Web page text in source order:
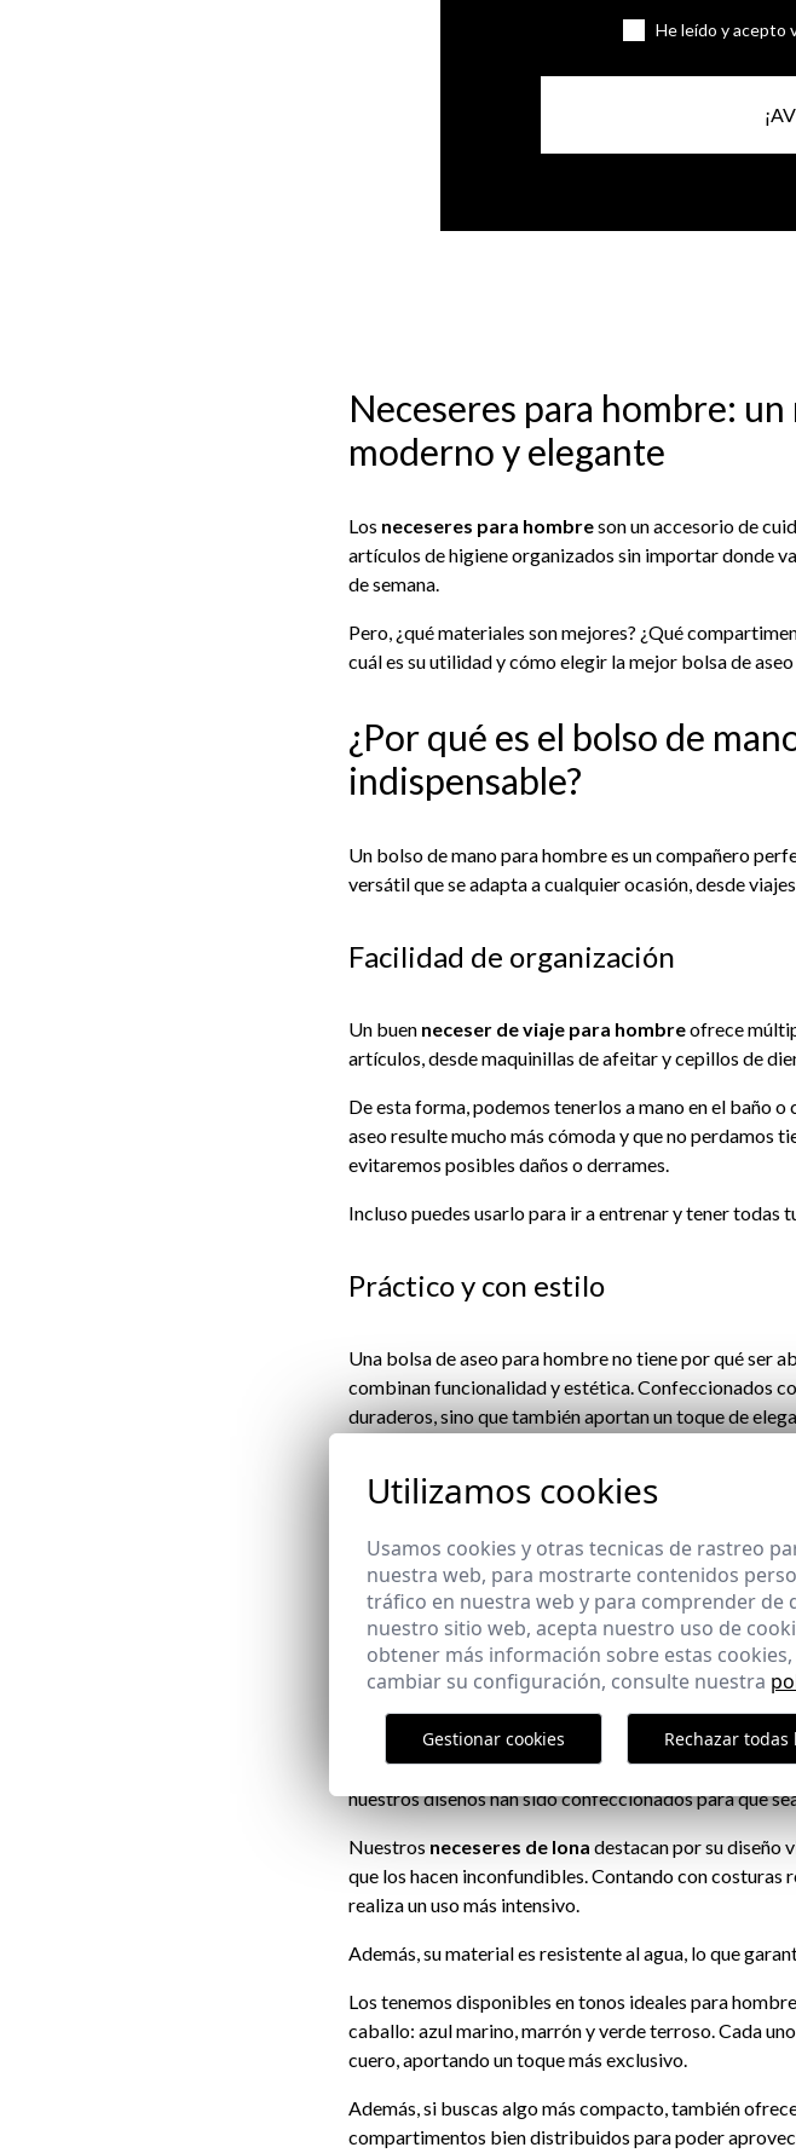
He leído y acepto
Neceseres para hombre:
moderno y elegante
Los neceseres para hombreson un accesorio de
artículos de higiene organizados sin importar donde
de semana.
Pero, ¿qué materiales son mejores? ¿Qué
cuál es su utilidad y cómo elegir la mejor bolsa de
¿Por qué es el bolso de
indispensable?
Un bolso de mano para hombre es un compañero
versátil que se adapta a cualquier ocasión, desde
Facilidad de organización
Un buen neceser de viaje para hombreofrece
artículos, desde maquinillas de afeitar y cepillos de
De esta forma, podemos tenerlos a mano en el baño
aseo resulte mucho más cómoda y que no perdamos
evitaremos posibles daños o derrames.
Incluso puedes usarlo para ir a entrenar y tener todas
Práctico y con estilo
Una bolsa de aseo para hombre no tiene por qué ser
combinan funcionalidad y estética. Confeccionados
duraderos, sino que también aportan un toque de
Por ejemplo, los modelos compactos son ideales
perfectamente a viajes largos o a quienes necesitan
Los mejores neceseres
En La Garrocha®, sabemos perfectamente que cada
nuestros diseños han sido confeccionados para que
Nuestros neceseres de lona destacan por su diseño
que los hacen inconfundibles. Contando con
realiza un uso más intensivo.
Además, su material es resistente al agua, lo que
Los tenemos disponibles en tonos ideales para
caballo: azul marino, marrón y verde terroso. Cada
cuero, aportando un toque más exclusivo.
Además, si buscas algo más compacto, también
compartimentos bien distribuidos para poder
Utilizamos cookies
Usamos cookies y otras tecnicas de rastreo
nuestra web, para mostrarte contenidos
tráfico en nuestra web y para comprender de
nuestro sitio web, acepta nuestro uso de
obtener más información sobre estas
cambiar su configuración, consulte nuestra
Gestionar cookies Rechazar todas